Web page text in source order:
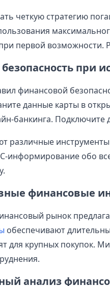
четкую стратегию
первой возможности.
при
финансовой
данные карты в
банкинга. Подключите
различные
информирование обо
финансовые
рынок
обеспечивают
для крупных покупок.
анализ